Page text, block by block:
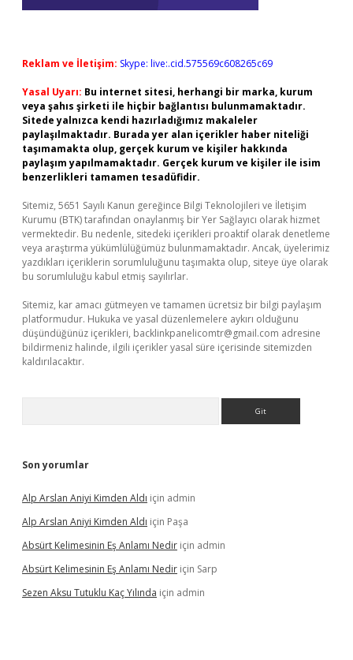
Reklam ve İletişim: Skype: live:.cid.575569c608265c69
Yasal Uyarı: Bu internet sitesi, herhangi bir marka, kurum
veya şahıs şirketi ile hiçbir bağlantısı bulunmamaktadır.
Sitede yalnızca kendi hazırladığımız makaleler
paylaşılmaktadır. Burada yer alan içerikler haber niteliği
taşımamakta olup, gerçek kurum ve kişiler hakkında
paylaşım yapılmamaktadır. Gerçek kurum ve kişiler ile isim
benzerlikleri tamamen tesadüfidir.
Sitemiz, 5651 Sayılı Kanun gereğince Bilgi Teknolojileri ve İletişim
Kurumu (BTK) tarafından onaylanmış bir Yer Sağlayıcı olarak hizmet
vermektedir. Bu nedenle, sitedeki içerikleri proaktif olarak denetleme
veya araştırma yükümlülüğümüz bulunmamaktadır. Ancak, üyelerimiz
yazdıkları içeriklerin sorumluluğunu taşımakta olup, siteye üye olarak
bu sorumluluğu kabul etmiş sayılırlar.
Sitemiz, kar amacı gütmeyen ve tamamen ücretsiz bir bilgi paylaşım
platformudur. Hukuka ve yasal düzenlemelere aykırı olduğunu
düşündüğünüz içerikleri, backlinkpanelicomtr@gmail.com adresine
bildirmeniz halinde, ilgili içerikler yasal süre içerisinde sitemizden
kaldırılacaktır.
Son yorumlar
Alp Arslan Aniyi Kimden Aldı için admin
Alp Arslan Aniyi Kimden Aldı için Paşa
Absürt Kelimesinin Eş Anlamı Nedir için admin
Absürt Kelimesinin Eş Anlamı Nedir için Sarp
Sezen Aksu Tutuklu Kaç Yılında için admin